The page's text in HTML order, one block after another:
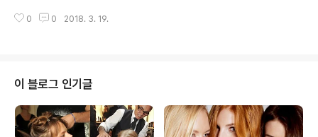
도 해주셨어요! 남성분도~ 어린 친구도~ 살~짝 잘렸지만
십리역점은 지하철 2호선, 5호선, 중앙선, 분당선이 연결
로 쇼핑의 즐거움을 선사하는 곳입니다. 그리고 2018년 3
월 17일, 바로 이곳에서 엔터식스 공식 모델 솔빈 팬사인회
가 열리게 된 것입니다. 아직 쌀쌀한 날씨에도 불구하고 아
침 일찍부터 찾아와주신 팬분들, 그리고 고객님들 감사드
0 0 2018. 3. 19.
이 블로그 인기글